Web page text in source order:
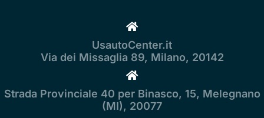
UsautoCenter.it
Via dei Missaglia 89, Milano, 20142
Strada Provinciale 40 per Binasco, 15, Melegnano
(MI), 20077